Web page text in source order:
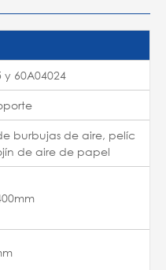
y 60A04024
burbujas de aire, pelíc
de aire de papel